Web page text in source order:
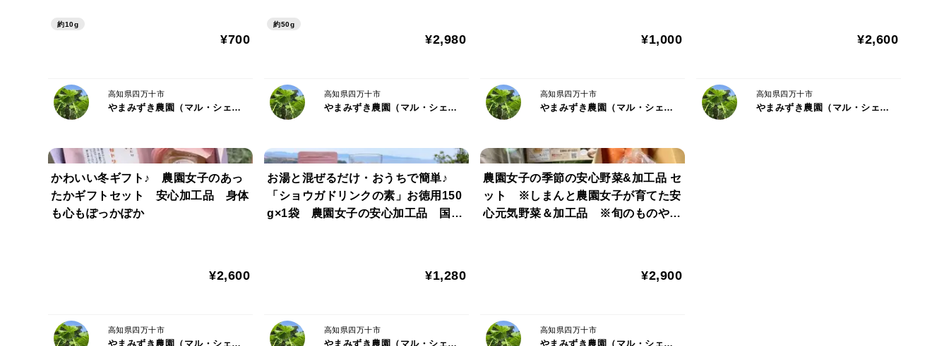
間指定不可）
約10g
¥700
高知県四万十市
やまみずき農園（マル・シェリア）
約50g
¥2,980
高知県四万十市
やまみずき農園（マル・シェリア）
¥1,000
高知県四万十市
やまみずき農園（マル・シェリア）
¥2,600
高知県四万十市
やまみずき農園（マル・シェリア）
かわいい冬ギフト♪ 農園女子のあっ
たかギフトセット 安心加工品 身体
も心もぽっかぽか
¥2,600
高知県四万十市
やまみずき農園（マル・シェリア）
お湯と混ぜるだけ・おうちで簡単♪
「ショウガドリンクの素」お徳用150
g×1袋 農園女子の安心加工品 国産
¥1,280
高知県四万十市
やまみずき農園（マル・シェリア）
農園女子の季節の安心野菜&加工品 セ
ット ※しまんと農園女子が育てた安
心元気野菜＆加工品 ※旬のものや加
¥2,900
高知県四万十市
やまみずき農園（マル・シェリア）